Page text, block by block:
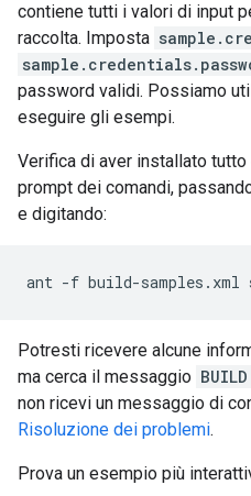
contiene tutti i valori di input
raccolta. Imposta
password validi. Possiamo
eseguire gli esempi.
Verifica di aver installato
prompt dei comandi,
e digitando:
ant -f build-samples.xml
Potresti ricevere alcune
ma cerca il messaggio BUILD
non ricevi un messaggio di
Risoluzione dei problemi.
Prova un esempio più